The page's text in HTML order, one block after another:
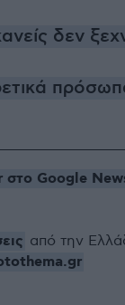
δεν
Google
από την